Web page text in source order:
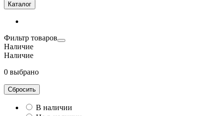
Каталог
Фильтр товаров
Наличие
Наличие
0 выбрано
Сбросить
В наличии